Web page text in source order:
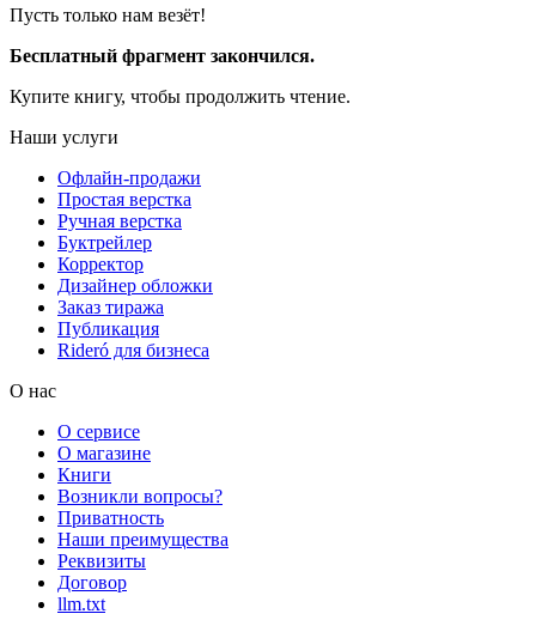
Пусть только нам везёт!
Бесплатный фрагмент закончился.
Купите книгу, чтобы продолжить чтение.
Наши услуги
Офлайн-продажи
Простая верстка
Ручная верстка
Буктрейлер
Корректор
Дизайнер обложки
Заказ тиража
Публикация
Rideró для бизнеса
О нас
О сервисе
О магазине
Книги
Возникли вопросы?
Приватность
Наши преимущества
Реквизиты
Договор
llm.txt